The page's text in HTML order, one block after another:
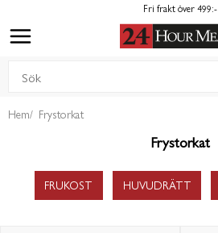
Fri frakt över 499:-
Hem Frystorkat
Frystorkat
FRUKOST HUVUDRÄTT